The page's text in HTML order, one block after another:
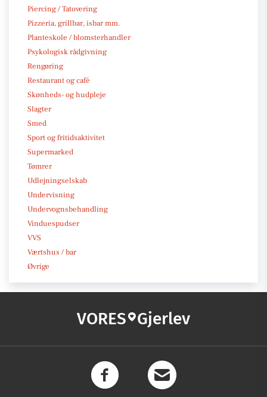
Piercing / Tatovering
Pizzeria, grillbar, isbar mm.
Planteskole / blomsterhandler
Psykologisk rådgivning
Rengøring
Restaurant og café
Skønheds- og hudpleje
Slagter
Smed
Sport og fritidsaktivitet
Supermarked
Tømrer
Udlejningselskab
Undervisning
Undervognsbehandling
Vinduespudser
VVS
Værtshus / bar
Øvrige
VORES Gjerlev